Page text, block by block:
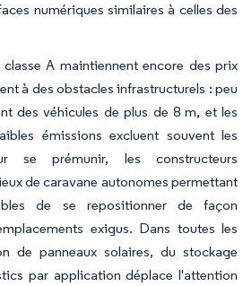
numériques similaires à celles des
A maintiennent encore des prix
à des obstacles infrastructurels : peu
des véhicules de plus de 8 m, et les
émissions excluent souvent les
se prémunir, les constructeurs
de caravane autonomes permettant
de se repositionner de façon
exigus. Dans toutes les
de panneaux solaires, du stockage
par application déplace l'attention